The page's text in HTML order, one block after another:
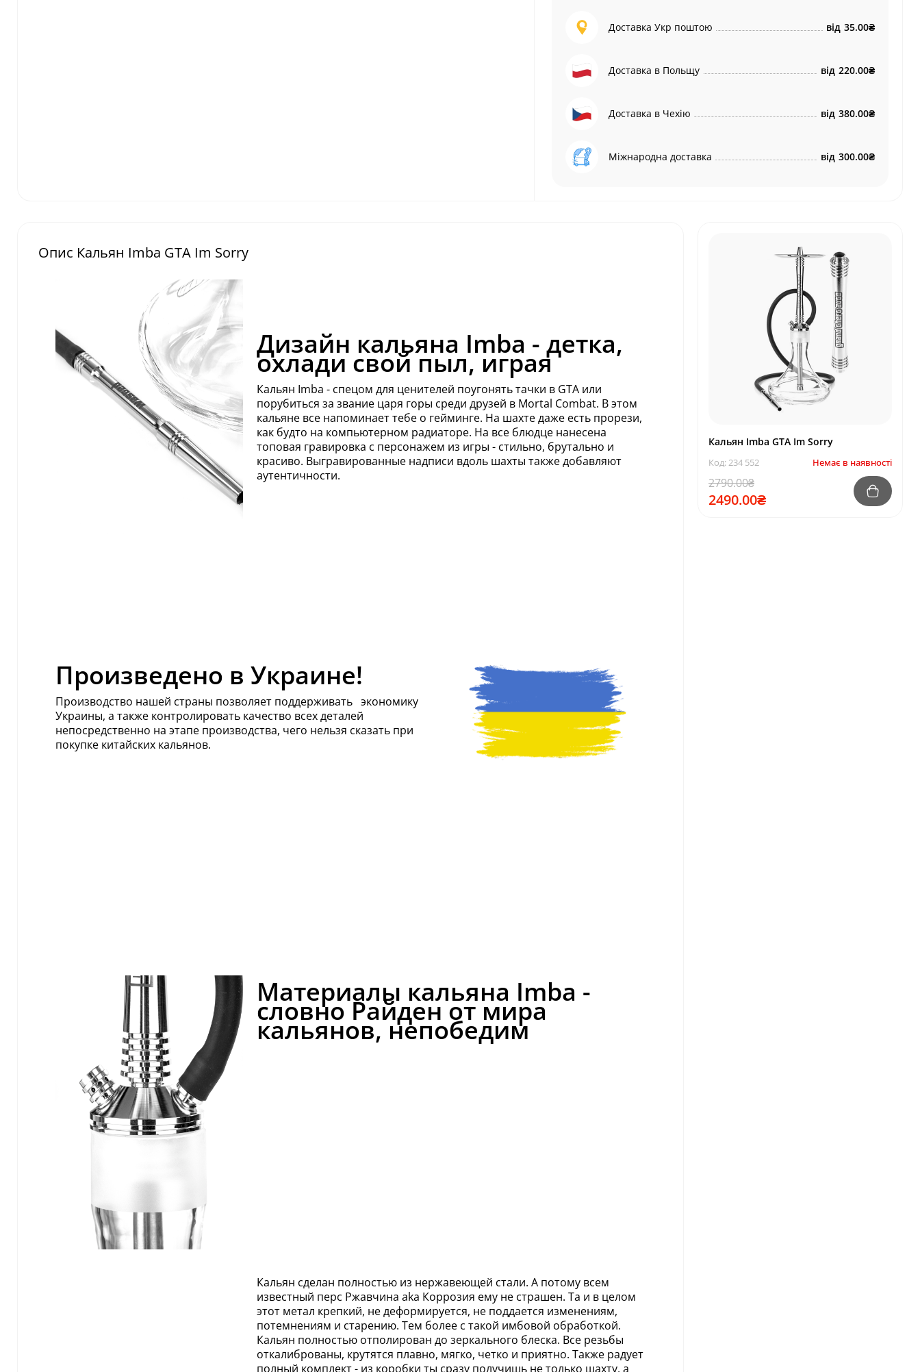
Доставка Укр поштою від 35.00₴
Доставка в Польщу від 220.00₴
Доставка в Чехію від 380.00₴
Міжнародна доставка від 300.00₴
Опис Кальян Imba GTA Im Sorry
Дизайн кальяна Imba - детка,
охлади свой пыл, играя
Кальян Imba - спецом для ценителей поугонять тачки в GTA или
порубиться за звание царя горы среди друзей в Mortal Combat. В этом
кальяне все напоминает тебе о гейминге. На шахте даже есть прорези,
как будто на компьютерном радиаторе. На все блюдце нанесена
топовая гравировка с персонажем из игры - стильно, брутально и
красиво. Выгравированные надписи вдоль шахты также добавляют
аутентичности.
Произведено в Украине!
Производство нашей страны позволяет поддерживать экономику
Украины, а также контролировать качество всех деталей
непосредственно на этапе производства, чего нельзя сказать при
покупке китайских кальянов.
Материалы кальяна Imba -
словно Райден от мира
кальянов, непобедим
Кальян сделан полностью из нержавеющей стали. А потому всем
известный перс Ржавчина aka Коррозия ему не страшен. Та и в целом
этот метал крепкий, не деформируется, не поддается изменениям,
потемнениям и старению. Тем более с такой имбовой обработкой.
Кальян полностью отполирован до зеркального блеска. Все резьбы
откалиброваны, крутятся плавно, мягко, четко и приятно. Также радует
полный комплект - из коробки ты сразу получишь не только шахту, а
Кальян Imba GTA Im Sorry
Код: 234 552 Немає в наявності
2790.00₴
2490.00₴